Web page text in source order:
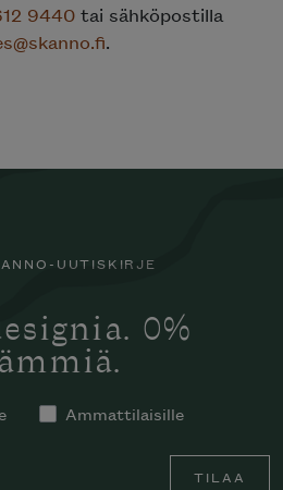
9440tai sähköpostilla
.
UUTISKIRJE
0%
Ammattilaisille
TILAA